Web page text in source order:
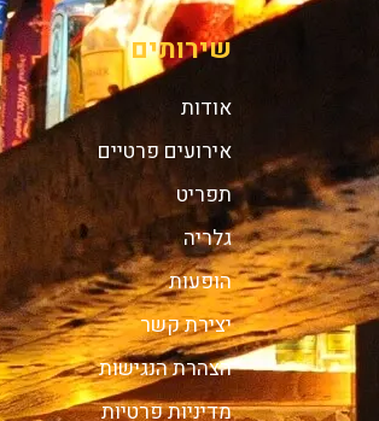
שירותים
אודות
אירועים פרטיים
תפריט
גלריה
הופעות
יצירת קשר
הצהרת הנגישות
מדיניות פרטיות